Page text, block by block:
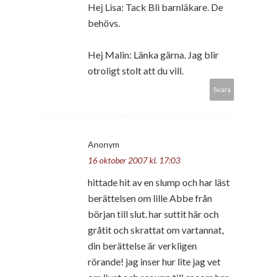
Hej Lisa: Tack Bli barnläkare. De
behövs.
Hej Malin: Länka gärna. Jag blir
otroligt stolt att du vill.
Svara
Anonym
16 oktober 2007 kl. 17:03
hittade hit av en slump och har läst
berättelsen om lille Abbe från
början till slut. har suttit här och
gråtit och skrattat om vartannat,
din berättelse är verkligen
rörande! jag inser hur lite jag vet